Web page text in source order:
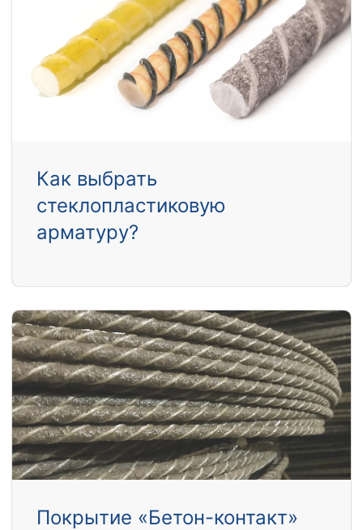
Как выбрать
стеклопластиковую
арматуру?
Покрытие «Бетон-контакт»